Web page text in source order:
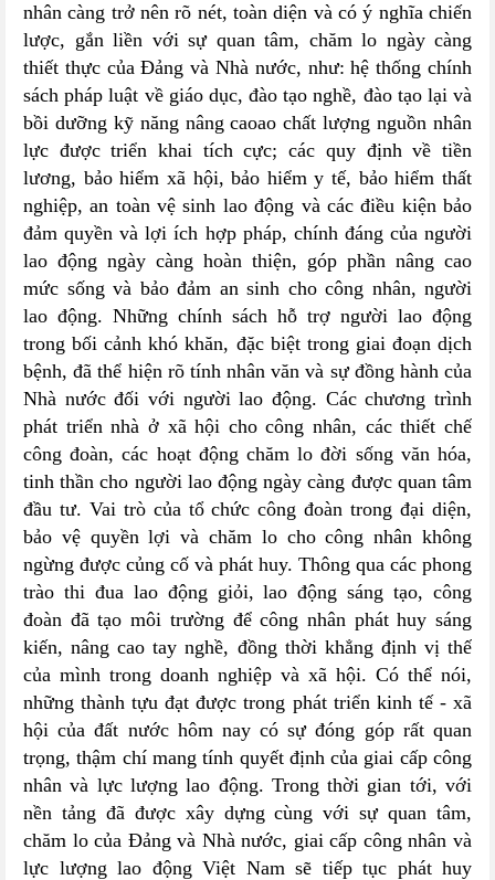
nhân càng trở nên rõ nét, toàn diện và có ý nghĩa chiến
lược, gắn liền với sự quan tâm, chăm lo ngày càng
thiết thực của Đảng và Nhà nước, như: hệ thống chính
sách pháp luật về giáo dục, đào tạo nghề, đào tạo lại và
bồi dưỡng kỹ năng nâng caoao chất lượng nguồn nhân
lực được triển khai tích cực; các quy định về tiền
lương, bảo hiểm xã hội, bảo hiểm y tế, bảo hiểm thất
nghiệp, an toàn vệ sinh lao động và các điều kiện bảo
đảm quyền và lợi ích hợp pháp, chính đáng của người
lao động ngày càng hoàn thiện, góp phần nâng cao
mức sống và bảo đảm an sinh cho công nhân, người
lao động. Những chính sách hỗ trợ người lao động
trong bối cảnh khó khăn, đặc biệt trong giai đoạn dịch
bệnh, đã thể hiện rõ tính nhân văn và sự đồng hành của
Nhà nước đối với người lao động. Các chương trình
phát triển nhà ở xã hội cho công nhân, các thiết chế
công đoàn, các hoạt động chăm lo đời sống văn hóa,
tinh thần cho người lao động ngày càng được quan tâm
đầu tư. Vai trò của tổ chức công đoàn trong đại diện,
bảo vệ quyền lợi và chăm lo cho công nhân không
ngừng được củng cố và phát huy. Thông qua các phong
trào thi đua lao động giỏi, lao động sáng tạo, công
đoàn đã tạo môi trường để công nhân phát huy sáng
kiến, nâng cao tay nghề, đồng thời khẳng định vị thế
của mình trong doanh nghiệp và xã hội. Có thể nói,
những thành tựu đạt được trong phát triển kinh tế - xã
hội của đất nước hôm nay có sự đóng góp rất quan
trọng, thậm chí mang tính quyết định của giai cấp công
nhân và lực lượng lao động. Trong thời gian tới, với
nền tảng đã được xây dựng cùng với sự quan tâm,
chăm lo của Đảng và Nhà nước, giai cấp công nhân và
lực lượng lao động Việt Nam sẽ tiếp tục phát huy